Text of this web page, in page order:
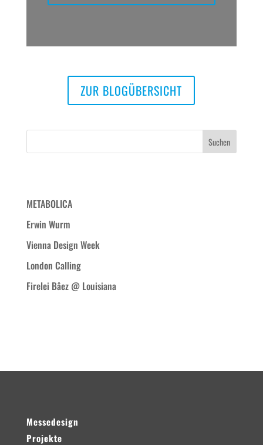
ZUR BLOGÜBERSICHT
METABOLICA
Erwin Wurm
Vienna Design Week
London Calling
Firelei Bâez @ Louisiana
Messedesign
Projekte